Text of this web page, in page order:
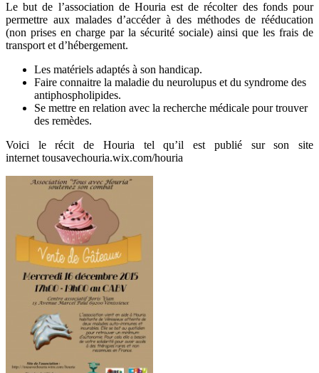
Le but de l’association de Houria est de récolter des fonds pour
permettre aux malades d’accéder à des méthodes de rééducation
(non prises en charge par la sécurité sociale) ainsi que les frais de
transport et d’hébergement.
Les matériels adaptés à son handicap.
Faire connaitre la maladie du neurolupus et du syndrome des
antiphospholipides.
Se mettre en relation avec la recherche médicale pour trouver
des remèdes.
Voici le récit de Houria tel qu’il est publié sur son site
internet tousavechouria.wix.com/houria